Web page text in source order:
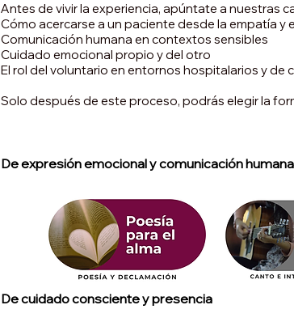
Antes de vivir la experiencia, apúntate a nuestras
Cómo acercarse a un paciente desde la empatía y
Comunicación humana en contextos sensibles
Cuidado emocional propio y del otro
El rol del voluntario en entornos hospitalarios y de
Solo después de este proceso, podrás elegir la
De expresión emocional y comunicación humana
De cuidado consciente y presencia